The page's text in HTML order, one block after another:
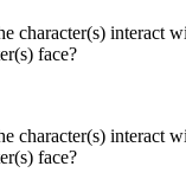
character(s) interact
face?
character(s) interact
face?